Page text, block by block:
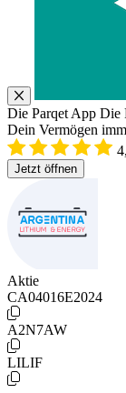
Die Parqet App Die
Dein Vermögen
Jetzt öffnen
Aktie
CA04016E2024
A2N7AW
LILIF